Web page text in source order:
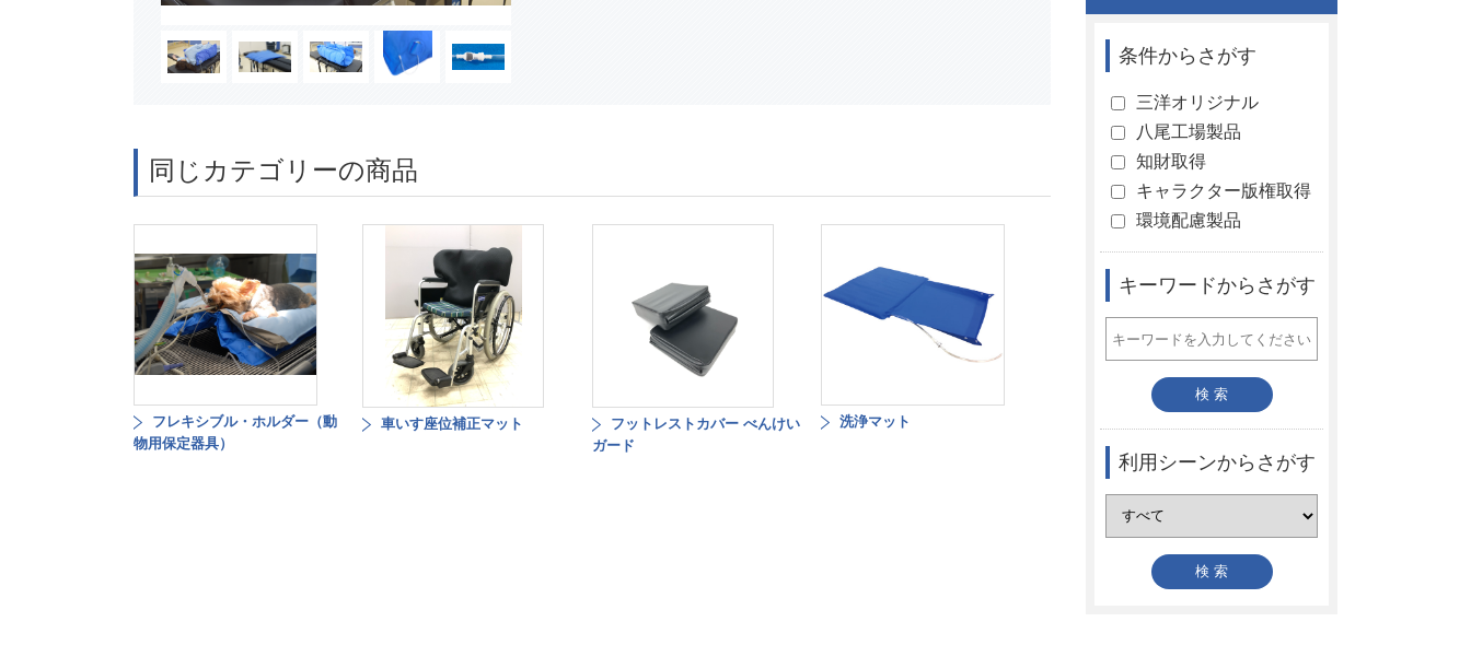
同じカテゴリーの商品
フレキシブル・ホルダー（動
物用保定器具）
車いす座位補正マット
フットレストカバー べんけい
ガード
洗浄マット
条件からさがす
三洋オリジナル
八尾工場製品
知財取得
キャラクター版権取得
環境配慮製品
キーワードからさがす
利用シーンからさがす